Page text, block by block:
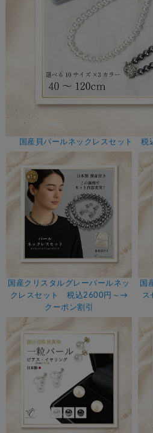
国産貝パールネックレスセット 税
国産クリスタルグレーパールネッ
クレスセット 税込2600円～→
クーポン割引
国